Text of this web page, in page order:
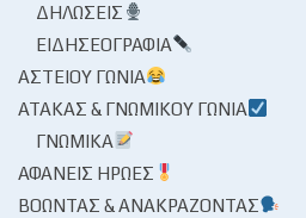
ΔΗΛΏΣΕΙΣ
ΕΙΔΗΣΕΟΓΡΑΦΊΑ
ΑΣΤΕΊΟΥ ΓΩΝΊΑ
ΑΤΆΚΑΣ & ΓΝΩΜΙΚΟΎ ΓΩΝΊΑ
ΓΝΩΜΙΚΆ
ΑΦΑΝΕΊΣ ΉΡΩΕΣ
ΒΟΏΝΤΑΣ & ΑΝΑΚΡΆΖΟΝΤΑΣ